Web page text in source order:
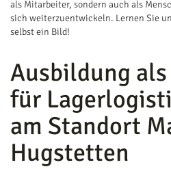
Ausbildung
für
am Standort
Hugstetten
als Mitarbeiter, sondern auch als
sich weiterzuentwickeln. Lernen Sie
selbst ein Bild!